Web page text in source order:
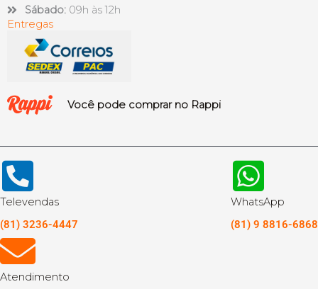
Sábado: 09h às 12h
Entregas
Você pode comprar no Rappi
Televendas
(81) 3236-4447
WhatsApp
(81) 9 8816-6868
Atendimento